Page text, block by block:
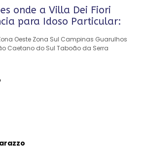
onde a Villa Dei Fiori
para Idoso Particular:
Oeste Zona Sul Campinas Guarulhos
Caetano do Sul Taboão da Serra